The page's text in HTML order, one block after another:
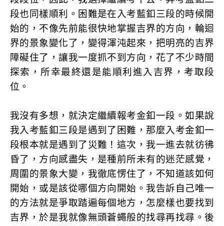
段也同樣順利。困難是在入考藍釦三段的時候開
始的，不像先前能很快地掌握吉界的方向，輪迴
界的景象變化了，變得渾沌起來，把明亮的吉界
障礙住了，讓我一度抓不到方向，花了不少時間
探索，所幸最終還是能順利進入吉界，考取段
位。
我沒有多想，就決定繼續報考金釦一段。如果說
我入考藍釦三段是遇到了困難，那麼入考金釦一
段根本就是遇到了災難！這次，我一進去就彷彿
昏了，方向感盡失，是種前所未有的迷茫感覺，
周圍的景象大變，我徹底愣住了，不知道該如何
開始，或是該從哪個方向開始。我告訴自己唯一
的方法就是爭取踏遍每個地方，怎麼樣也要找到
吉界，於是我就像無頭蒼蠅般的找尋再找尋。後